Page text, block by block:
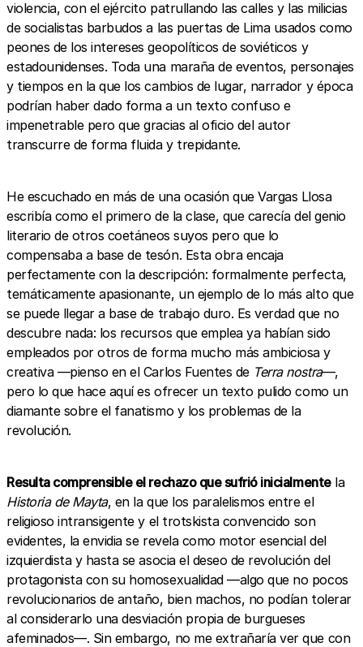
violencia, con el ejército patrullando las calles y las milicias
de socialistas barbudos a las puertas de Lima usados como
peones de los intereses geopolíticos de soviéticos y
estadounidenses. Toda una maraña de eventos, personajes
y tiempos en la que los cambios de lugar, narrador y época
podrían haber dado forma a un texto confuso e
impenetrable pero que gracias al oficio del autor
transcurre de forma fluida y trepidante.
He escuchado en más de una ocasión que Vargas Llosa
escribía como el primero de la clase, que carecía del genio
literario de otros coetáneos suyos pero que lo
compensaba a base de tesón. Esta obra encaja
perfectamente con la descripción: formalmente perfecta,
temáticamente apasionante, un ejemplo de lo más alto que
se puede llegar a base de trabajo duro. Es verdad que no
descubre nada: los recursos que emplea ya habían sido
empleados por otros de forma mucho más ambiciosa y
creativa —pienso en el Carlos Fuentes de Terra nostra—,
pero lo que hace aquí es ofrecer un texto pulido como un
diamante sobre el fanatismo y los problemas de la
revolución.
Resulta comprensible el rechazo que sufrió inicialmentela
Historia de Mayta, en la que los paralelismos entre el
religioso intransigente y el trotskista convencido son
evidentes, la envidia se revela como motor esencial del
izquierdista y hasta se asocia el deseo de revolución del
protagonista con su homosexualidad —algo que no pocos
revolucionarios de antaño, bien machos, no podían tolerar
al considerarlo una desviación propia de burgueses
afeminados—. Sin embargo, no me extrañaría ver que con